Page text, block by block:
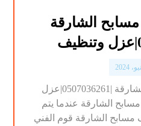
الشارقة
شركة تنظيف مسابح الشارقة |0507036261|عزل
الشارقة عندما يتم
الشارقة قوم الفني